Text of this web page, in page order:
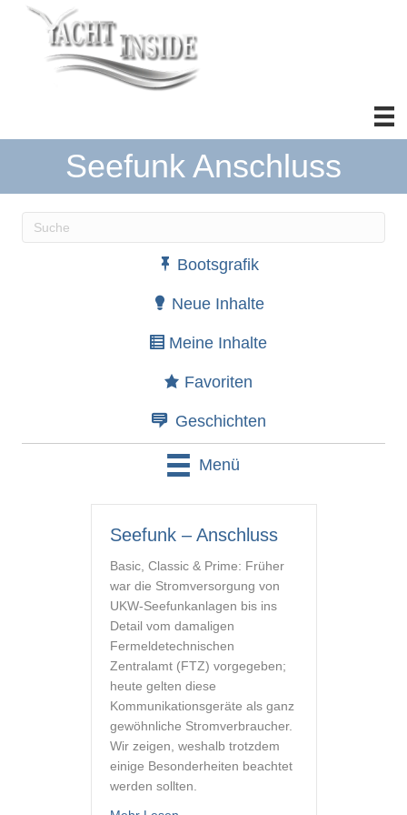
Seefunk Anschluss
Wenn die Ergebnisse der automatischen
Bootsgrafik
Neue Inhalte
Meine Inhalte
Favoriten
Geschichten
Menü
Seefunk – Anschluss
Basic, Classic & Prime: Früher
war die Stromversorgung von
UKW-Seefunkanlagen bis ins
Detail vom damaligen
Fermeldetechnischen
Zentralamt (FTZ) vorgegeben;
heute gelten diese
Kommunikationsgeräte als ganz
gewöhnliche Stromverbraucher.
Wir zeigen, weshalb trotzdem
einige Besonderheiten beachtet
werden sollten.